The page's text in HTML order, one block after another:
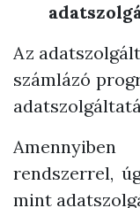
Az
számlázó
rendszerrel,
mint